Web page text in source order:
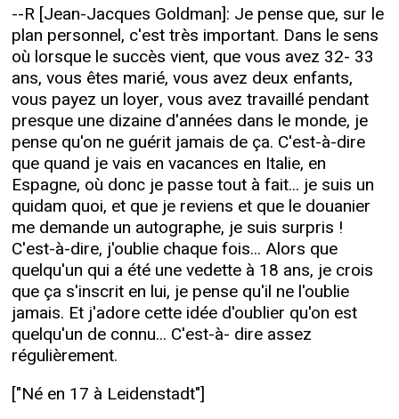
--R [Jean-Jacques Goldman]: Je pense que, sur le
plan personnel, c'est très important. Dans le sens
où lorsque le succès vient, que vous avez 32- 33
ans, vous êtes marié, vous avez deux enfants,
vous payez un loyer, vous avez travaillé pendant
presque une dizaine d'années dans le monde, je
pense qu'on ne guérit jamais de ça. C'est-à-dire
que quand je vais en vacances en Italie, en
Espagne, où donc je passe tout à fait... je suis un
quidam quoi, et que je reviens et que le douanier
me demande un autographe, je suis surpris !
C'est-à-dire, j'oublie chaque fois... Alors que
quelqu'un qui a été une vedette à 18 ans, je crois
que ça s'inscrit en lui, je pense qu'il ne l'oublie
jamais. Et j'adore cette idée d'oublier qu'on est
quelqu'un de connu... C'est-à- dire assez
régulièrement.
["Né en 17 à Leidenstadt"]